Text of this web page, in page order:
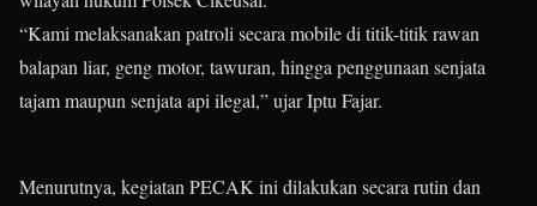
“Kami melaksanakan patroli secara mobile di titik-titik rawan
balapan liar, geng motor, tawuran, hingga penggunaan senjata
tajam maupun senjata api ilegal,” ujar Iptu Fajar.
Menurutnya, kegiatan PECAK ini dilakukan secara rutin dan